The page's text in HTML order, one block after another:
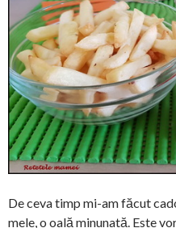
De ceva timp mi-am făcut
mele, o oală minunată. Este